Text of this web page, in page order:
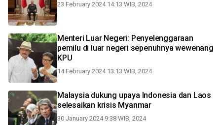
23 February 2024 14:13 WIB, 2024
Menteri Luar Negeri: Penyelenggaraan
pemilu di luar negeri sepenuhnya wewenang
KPU
14 February 2024 13:13 WIB, 2024
Malaysia dukung upaya Indonesia dan Laos
selesaikan krisis Myanmar
30 January 2024 9:38 WIB, 2024